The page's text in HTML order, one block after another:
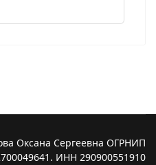
Оксана Сергеевна ОГРНИП
ИНН 290900551910